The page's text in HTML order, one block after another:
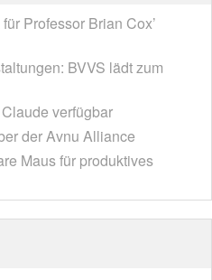
Professor Brian Cox’
BVVS lädt zum
verfügbar
der Avnu Alliance
Maus für produktives